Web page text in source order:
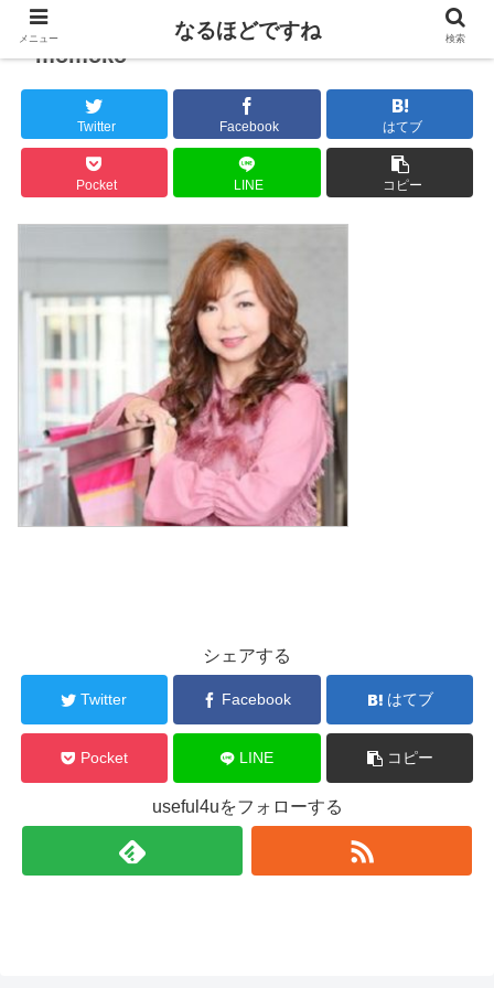
momoko
Twitter Facebook はてブ
Pocket LINE コピー
シェアする
Twitter Facebook はてブ
Pocket LINE コピー
useful4uをフォローする
メニュー なるほどですね 検索